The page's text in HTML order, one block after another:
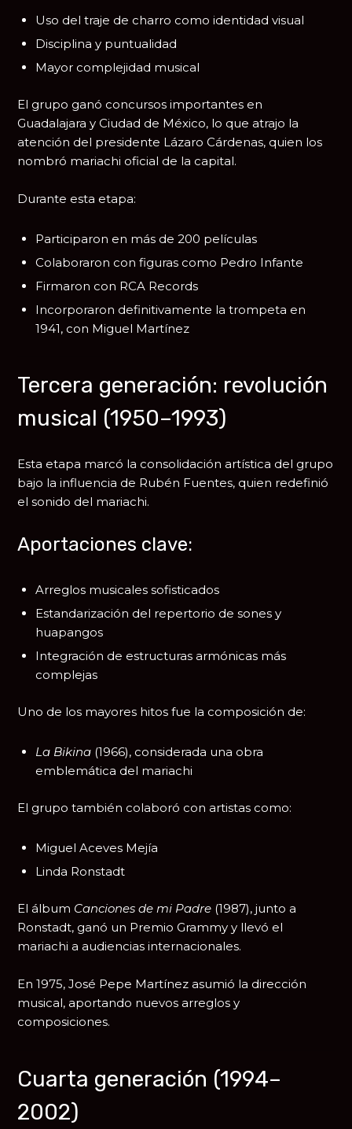
Uso del traje de charro como identidad visual
Disciplina y puntualidad
Mayor complejidad musical
El grupo ganó concursos importantes en
Guadalajara y Ciudad de México, lo que atrajo la
atención del presidente Lázaro Cárdenas, quien los
nombró mariachi oficial de la capital.
Durante esta etapa:
Participaron en más de 200 películas
Colaboraron con figuras como Pedro Infante
Firmaron con RCA Records
Incorporaron definitivamente la trompeta en
1941, con Miguel Martínez
Tercera generación: revolución
musical (1950–1993)
Esta etapa marcó la consolidación artística del grupo
bajo la influencia de Rubén Fuentes, quien redefinió
el sonido del mariachi.
Aportaciones clave:
Arreglos musicales sofisticados
Estandarización del repertorio de sones y
huapangos
Integración de estructuras armónicas más
complejas
Uno de los mayores hitos fue la composición de:
La Bikina (1966), considerada una obra
emblemática del mariachi
El grupo también colaboró con artistas como:
Miguel Aceves Mejía
Linda Ronstadt
El álbum Canciones de mi Padre (1987), junto a
Ronstadt, ganó un Premio Grammy y llevó el
mariachi a audiencias internacionales.
En 1975,José Pepe Martínez asumió la dirección
musical, aportando nuevos arreglos y
composiciones.
Cuarta generación (1994–
2002)